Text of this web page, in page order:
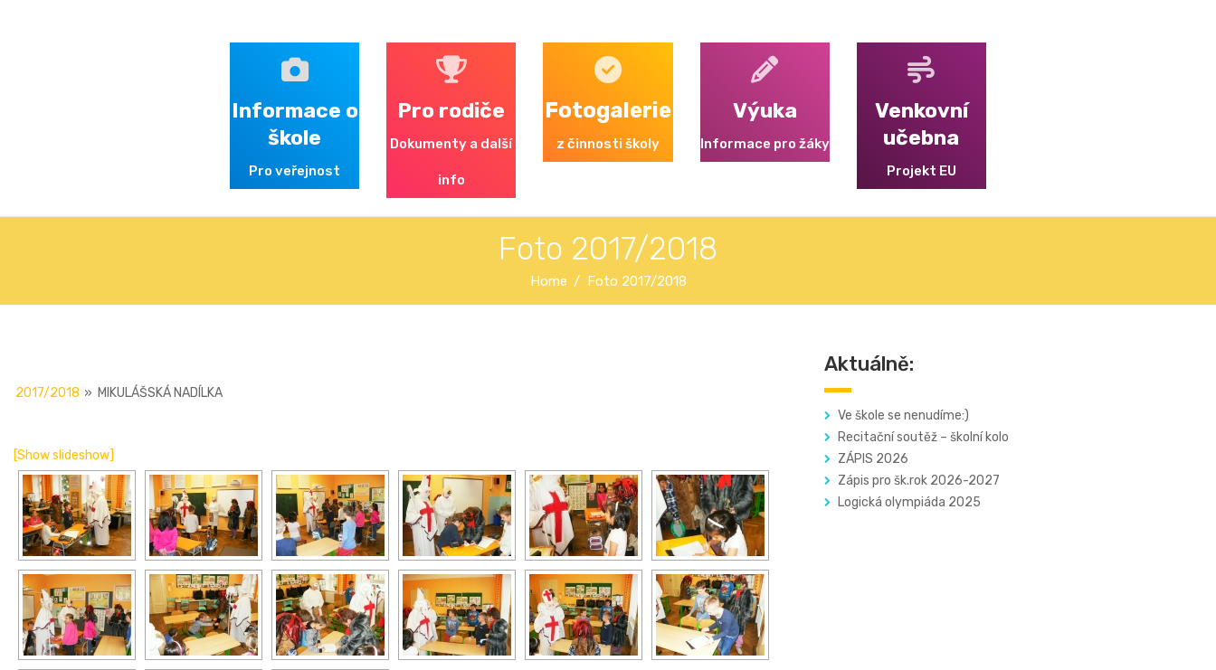
Informace o
škole
Pro veřejnost
Pro rodiče
Dokumenty a další
info
Fotogalerie
z činnosti školy
Výuka
Informace pro žáky
Venkovní
učebna
Projekt EU
Foto 2017/2018
Home Foto 2017/2018
2017/2018 » MIKULÁŠSKÁ NADÍLKA
[Show slideshow]
Aktuálně:
Ve škole se nenudíme:)
Recitační soutěž – školní kolo
ZÁPIS 2026
Zápis pro šk.rok 2026-2027
Logická olympiáda 2025